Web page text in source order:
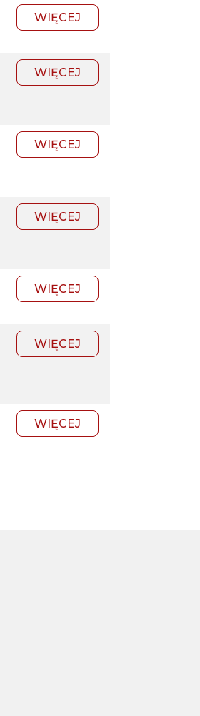
WIĘCEJ
WIĘCEJ
WIĘCEJ
WIĘCEJ
WIĘCEJ
WIĘCEJ
WIĘCEJ